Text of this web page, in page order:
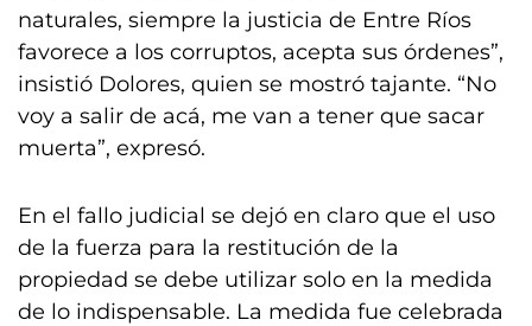
naturales, siempre la justicia de Entre Ríos
favorece a los corruptos, acepta sus órdenes”,
insistió Dolores, quien se mostró tajante. “No
voy a salir de acá, me van a tener que sacar
muerta”, expresó.
En el fallo judicial se dejó en claro que el uso
de la fuerza para la restitución de la
propiedad se debe utilizar solo en la medida
de lo indispensable. La medida fue celebrada